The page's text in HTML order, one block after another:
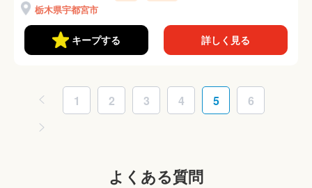
栃木県宇都宮市
キープする 詳しく見る
1 2 3 4 5 6
よくある質問